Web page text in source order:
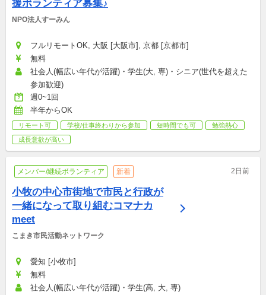
援ボランティア募集♪
NPO法人すーみん
フルリモートOK, 大阪 [大阪市], 京都 [京都市]
無料
社会人(幅広い年代が活躍)・学生(大, 専)・シニア(世代を超えた
参加歓迎)
週0~1回
半年からOK
リモート可 学校/仕事終わりから参加 短時間でも可
勉強熱心
成長意欲が高い
メンバー/継続ボランティア 新着 2日前
小牧の中心市街地で市民と行政が
一緒になって取り組むコマナカ
meet
こまき市民活動ネットワーク
愛知 [小牧市]
無料
社会人(幅広い年代が活躍)・学生(高, 大, 専)